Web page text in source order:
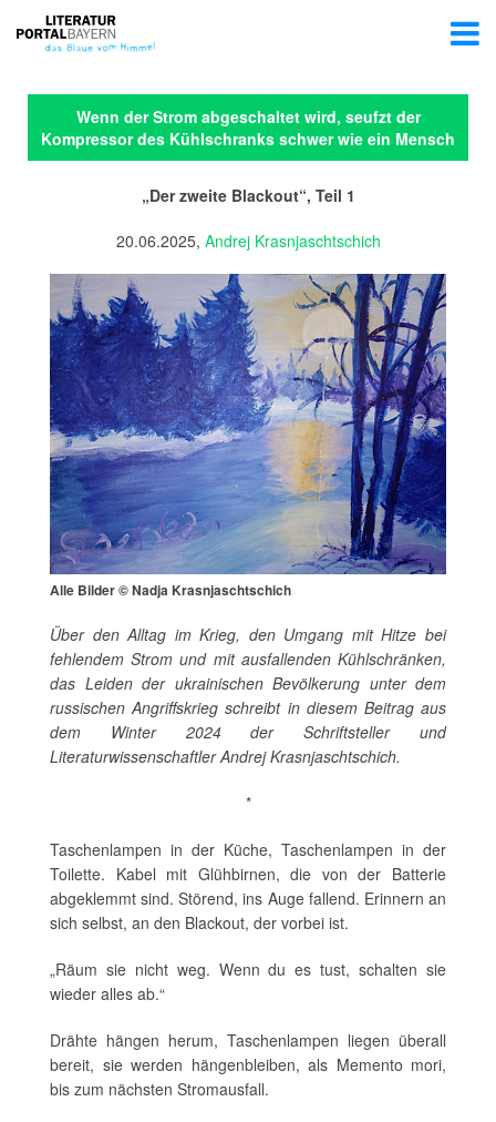
Wenn der Strom abgeschaltet wird, seufzt der
Kompressor des Kühlschranks schwer wie ein Mensch
„Der zweite Blackout“, Teil 1
20.06.2025, Andrej Krasnjaschtschich
Alle Bilder © Nadja Krasnjaschtschich
Über den Alltag im Krieg, den Umgang mit Hitze bei
fehlendem Strom und mit ausfallenden Kühlschränken,
das Leiden der ukrainischen Bevölkerung unter dem
russischen Angriffskrieg schreibt in diesem Beitrag aus
dem Winter 2024 der Schriftsteller und
Literaturwissenschaftler Andrej Krasnjaschtschich.
*
Taschenlampen in der Küche, Taschenlampen in der
Toilette. Kabel mit Glühbirnen, die von der Batterie
abgeklemmt sind. Störend, ins Auge fallend. Erinnern an
sich selbst, an den Blackout, der vorbei ist.
„Räum sie nicht weg. Wenn du es tust, schalten sie
wieder alles ab.“
Drähte hängen herum, Taschenlampen liegen überall
bereit, sie werden hängenbleiben, als Memento mori,
bis zum nächsten Stromausfall.